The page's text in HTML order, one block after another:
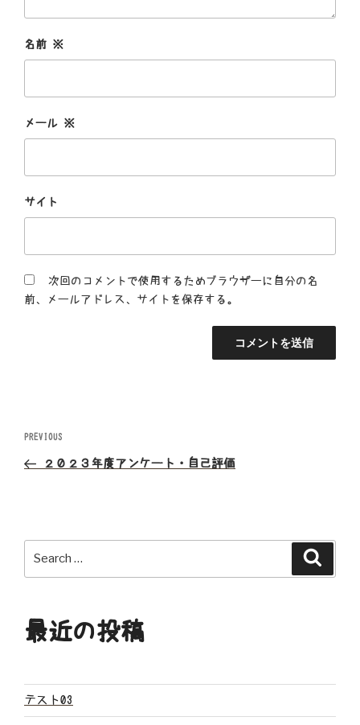
名前 ※
メール ※
サイト
次回のコメントで使用するためブラウザーに自分の名
前、メールアドレス、サイトを保存する。
投
稿
ビ
ゲ
シ
ン
Previous
Post
PREVIOUS
２０２３年度アンケート・自己評価
最近の投稿
テスト03